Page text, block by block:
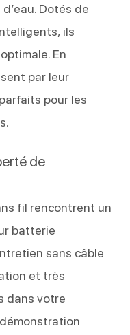
Dotés de
ils
En
par leur
pour les
de
fil rencontrent un
batterie
sans câble
et très
dans votre